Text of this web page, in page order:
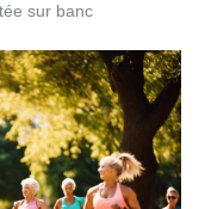
sur banc